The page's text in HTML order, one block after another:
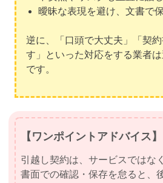
曖昧な表現を避け、文書で
逆に、「口頭で大丈夫」「契
す」といった対応をする業者
です。
【ワンポイントアドバイス】
引越し契約は、サービスではな
書面での確認・保存を怠ると、